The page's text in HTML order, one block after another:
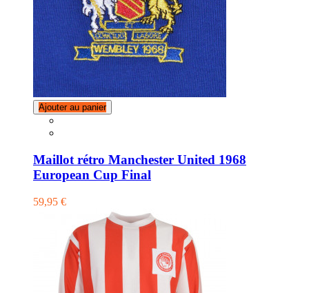
Ajouter au panier
Maillot rétro Manchester United 1968
European Cup Final
59,95 €